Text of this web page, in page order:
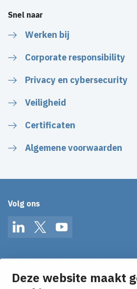
Deze website maakt
Snel naar
Werken bij
Corporate responsibility
Privacy en cybersecurity
Veiligheid
Certificaten
Algemene voorwaarden
Volg ons
LinkedInTwitterYouTube
Ontvang onze nieuws alerts in je